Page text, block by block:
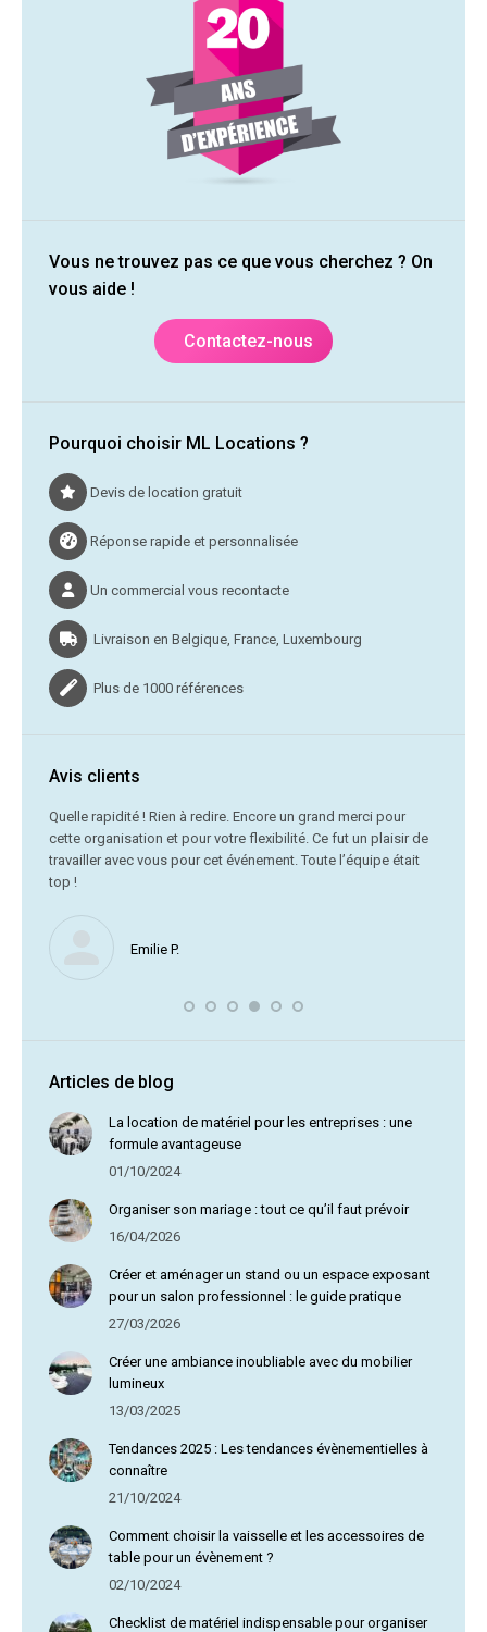
Vous ne trouvez pas ce que vous cherchez ? On
vous aide !
Contactez-nous
Pourquoi choisir ML Locations ?
Devis de location gratuit
Réponse rapide et personnalisée
Un commercial vous recontacte
Livraison en Belgique, France, Luxembourg
Plus de 1000 références
Avis clients
Quelle rapidité ! Rien à redire. Encore un grand merci pour
cette organisation et pour votre flexibilité. Ce fut un plaisir de
travailler avec vous pour cet événement. Toute l’équipe était
top !
Emilie P.
Articles de blog
La location de matériel pour les entreprises : une
formule avantageuse
01/10/2024
Organiser son mariage : tout ce qu’il faut prévoir
16/04/2026
Créer et aménager un stand ou un espace exposant
pour un salon professionnel : le guide pratique
27/03/2026
Créer une ambiance inoubliable avec du mobilier
lumineux
13/03/2025
Tendances 2025 : Les tendances évènementielles à
connaître
21/10/2024
Comment choisir la vaisselle et les accessoires de
table pour un évènement ?
02/10/2024
Checklist de matériel indispensable pour organiser